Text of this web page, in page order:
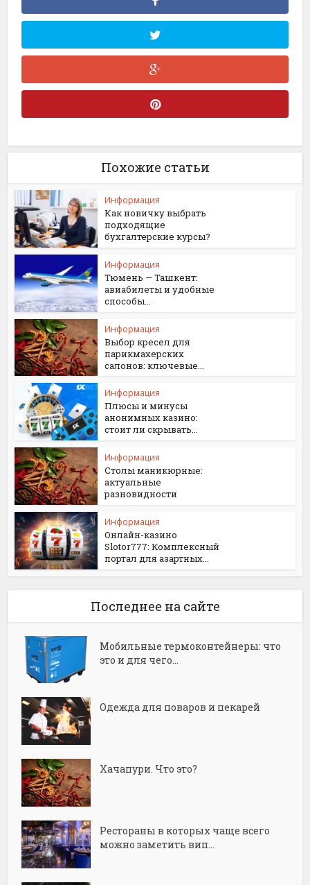
Похожие статьи
Информация
Как новичку выбрать
подходящие
бухгалтерские курсы?
Информация
Тюмень — Ташкент:
авиабилеты и удобные
способы...
Информация
Выбор кресел для
парикмахерских
салонов: ключевые...
Информация
Плюсы и минусы
анонимных казино:
стоит ли скрывать...
Информация
Столы маникюрные:
актуальные
разновидности
Информация
Онлайн-казино
Slotor777: Комплексный
портал для азартных...
Последнее на сайте
Мобильные термоконтейнеры: что
это и для чего...
Одежда для поваров и пекарей
Хачапури. Что это?
Рестораны в которых чаще всего
можно заметить вип...